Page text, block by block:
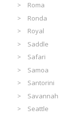
Roma
Ronda
Royal
Saddle
Safari
Samoa
Santorini
Savannah
Seattle